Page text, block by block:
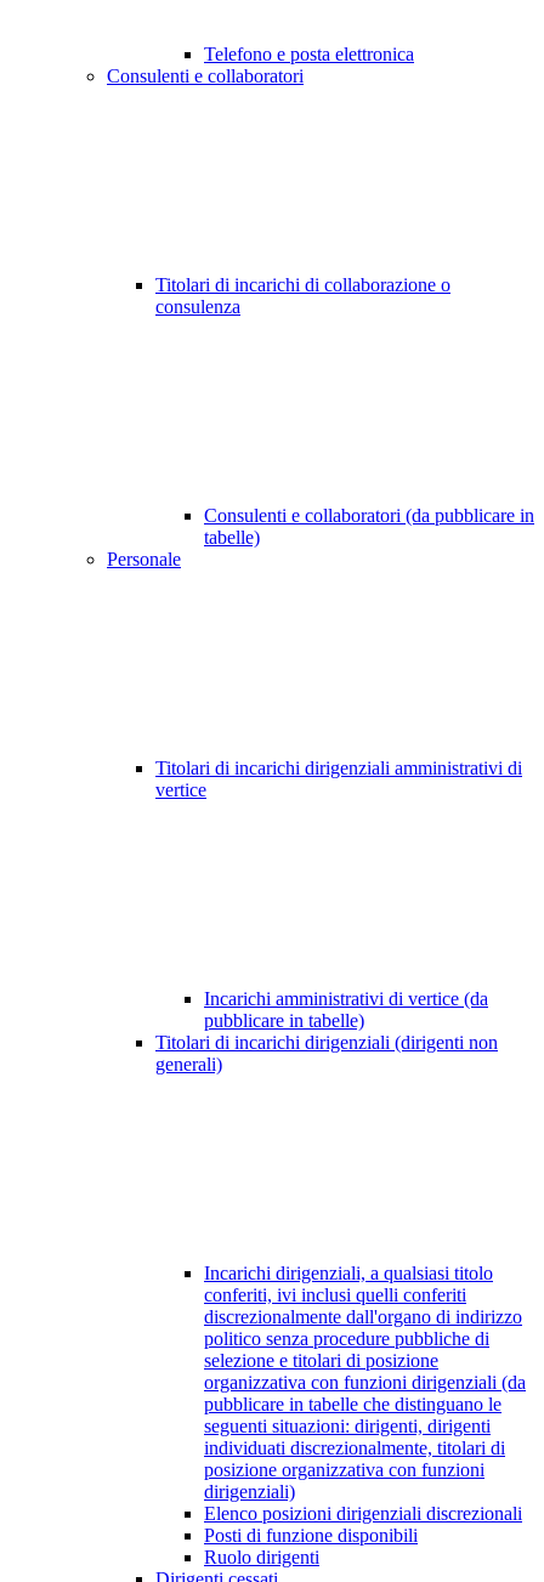
Telefono e posta elettronica
Consulenti e collaboratori
Titolari di incarichi di collaborazione o
consulenza
Consulenti e collaboratori (da pubblicare in
tabelle)
Personale
Titolari di incarichi dirigenziali amministrativi di
vertice
Incarichi amministrativi di vertice (da
pubblicare in tabelle)
Titolari di incarichi dirigenziali (dirigenti non
generali)
Incarichi dirigenziali, a qualsiasi titolo
conferiti, ivi inclusi quelli conferiti
discrezionalmente dall'organo di indirizzo
politico senza procedure pubbliche di
selezione e titolari di posizione
organizzativa con funzioni dirigenziali (da
pubblicare in tabelle che distinguano le
seguenti situazioni: dirigenti, dirigenti
individuati discrezionalmente, titolari di
posizione organizzativa con funzioni
dirigenziali)
Elenco posizioni dirigenziali discrezionali
Posti di funzione disponibili
Ruolo dirigenti